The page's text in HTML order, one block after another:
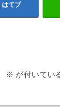
はてブ
※ が付いてい